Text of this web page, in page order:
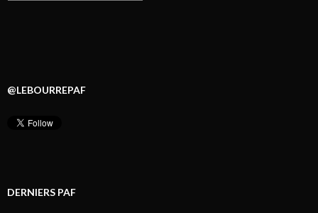
@LEBOURREPAF
DERNIERS PAF